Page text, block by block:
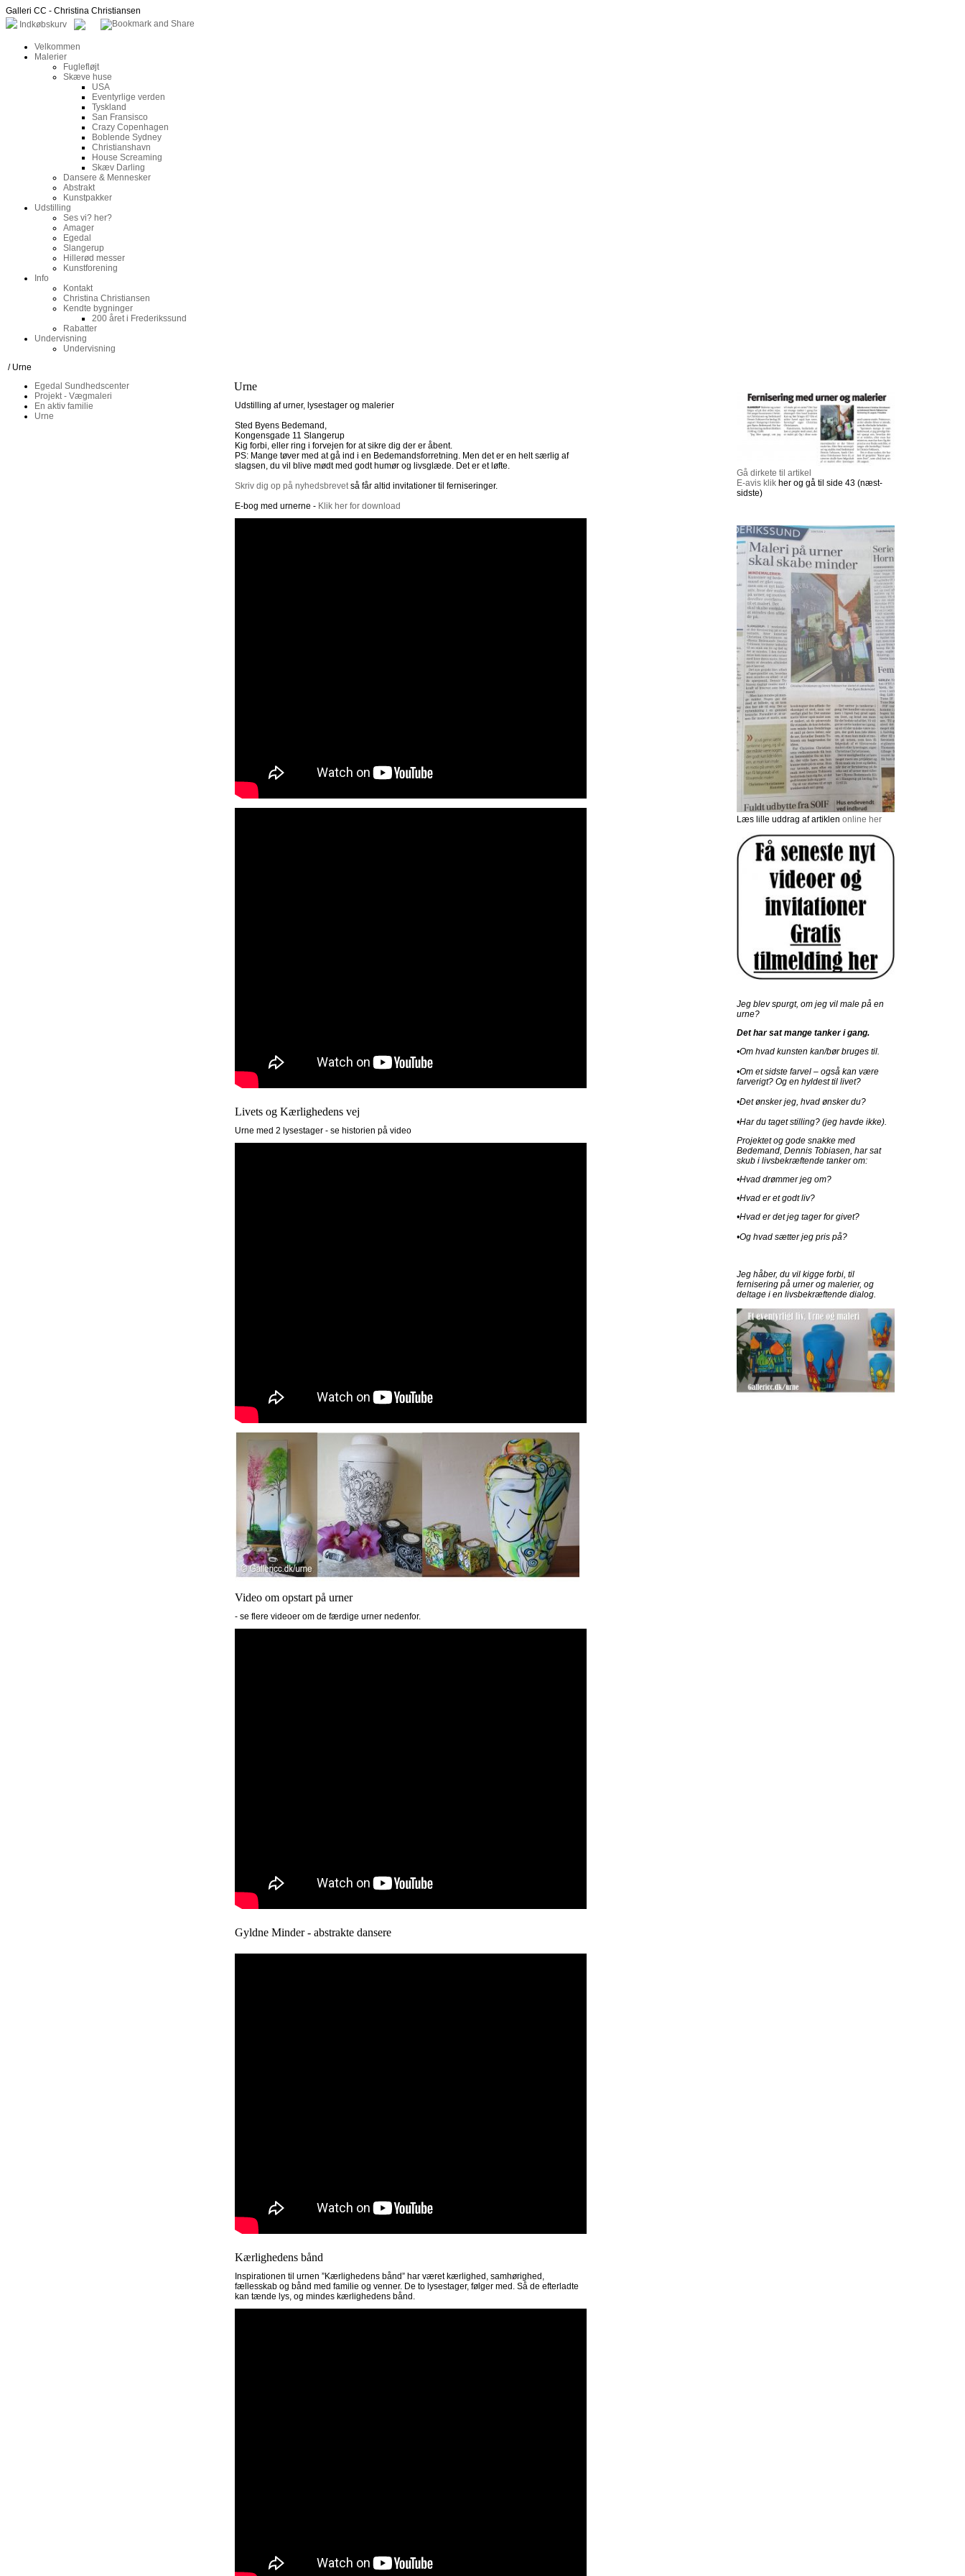
Galleri CC - Christina Christiansen
Indkøbskurv
Velkommen
Malerier
Fuglefløjt
Skæve huse
USA
Eventyrlige verden
Tyskland
San Fransisco
Crazy Copenhagen
Boblende Sydney
Christianshavn
House Screaming
Skæv Darling
Dansere & Mennesker
Abstrakt
Kunstpakker
Udstilling
Ses vi? her?
Amager
Egedal
Slangerup
Hillerød messer
Kunstforening
Info
Kontakt
Christina Christiansen
Kendte bygninger
200 året i Frederikssund
Rabatter
Undervisning
Undervisning
/ Urne
Egedal Sundhedscenter
Projekt - Vægmaleri
En aktiv familie
Urne
Urne
Udstilling af urner, lysestager og malerier
Sted Byens Bedemand,
Kongensgade 11 Slangerup
Kig forbi, eller ring i forvejen for at sikre dig der er åbent.
PS: Mange tøver med at gå ind i en Bedemandsforretning. Men det er en helt særlig af
slagsen, du vil blive mødt med godt humør og livsglæde. Det er et løfte.
Skriv dig op på nyhedsbrevetså får altid invitationer til ferniseringer.
E-bog med urnerne - Klik her for download
Livets og Kærlighedens vej
Urne med 2 lysestager - se historien på video
Video om opstart på urner
- se flere videoer om de færdige urner nedenfor.
Gyldne Minder - abstrakte dansere
Kærlighedens bånd
Inspirationen til urnen ”Kærlighedens bånd” har været kærlighed, samhørighed,
fællesskab og bånd med familie og venner. De to lysestager, følger med. Så de efterladte
kan tænde lys, og mindes kærlighedens bånd.
Gå dirkete til artikel
E-avis klik her og gå til side 43 (næst-
sidste)
Læs lille uddrag af artiklen online her
Jeg blev spurgt, om jeg vil male på en
urne?
Det har sat mange tanker i gang.
•Om hvad kunsten kan/bør bruges til.
•Om et sidste farvel – også kan være
farverigt? Og en hyldest til livet?
•Det ønsker jeg, hvad ønsker du?
•Har du taget stilling? (jeg havde ikke).
Projektet og gode snakke med
Bedemand, Dennis Tobiasen, har sat
skub i livsbekræftende tanker om:
•Hvad drømmer jeg om?
•Hvad er et godt liv?
•Hvad er det jeg tager for givet?
•Og hvad sætter jeg pris på?
Jeg håber, du vil kigge forbi, til
fernisering på urner og malerier, og
deltage i en livsbekræftende dialog.